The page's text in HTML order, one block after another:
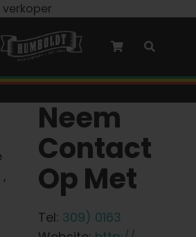
verkoper
Neem
Contact
Op Met
Tel: 309) 0163